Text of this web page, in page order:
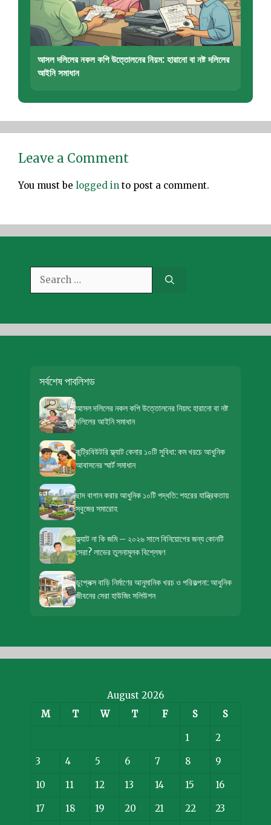
আসল দলিলের নকল কপি উত্তোলনের নিয়ম: হারানো বা নষ্ট দলিলের
আইনি সমাধান
Leave a Comment
You must be logged in to post a comment.
for:
সর্বশেষ পাবলিশড
আসল দলিলের নকল কপি উত্তোলনের নিয়ম: হারানো বা নষ্ট
দলিলের আইনি সমাধান
কন্ট্রিবিউটরি ফ্ল্যাট কেনার ১০টি সুবিধা: কম খরচে আধুনিক
আবাসনের স্মার্ট সমাধান
ছাদ বাগান করার আধুনিক ১০টি পদ্ধতি: শহরের যান্ত্রিকতায়
সবুজের সমারোহ
ফ্ল্যাট না কি জমি – ২০২৬ সালে বিনিয়োগের জন্য কোনটি
সেরা? লাভের তুলনামূলক বিশ্লেষণ
ডুপ্লেক্স বাড়ি নির্মাণের আনুমানিক খরচ ও পরিকল্পনা: আধুনিক
জীবনের সেরা হাউজিং সলিউশন
August 2026
M
T W T F S S
1 2
3 4 5 6 7 8 9
10 11 12 13 14 15 16
17 18 19 20 21 22 23